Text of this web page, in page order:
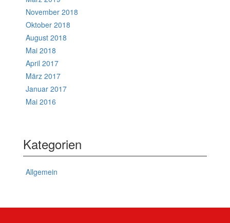
November 2018
Oktober 2018
August 2018
Mai 2018
April 2017
März 2017
Januar 2017
Mai 2016
Kategorien
Allgemein